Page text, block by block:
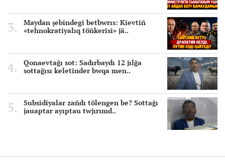
Maydan şebindegi betbwrıs: Kievtiñ
«tehnokratiyalıq töñkerisi» jä..
Qonaevtağı sot: Sadırbaydı 12 jılğa
sottağısı keletinder bwqa men..
Subsidiyalar zañdı tölengen be? Sottağı
jauaptar ayıptau twjırımd..